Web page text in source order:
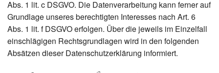
Abs. 1 lit. c DSGVO. Die Datenverarbeitung kann ferner auf
Grundlage unseres berechtigten Interesses nach Art. 6
Abs. 1 lit. f DSGVO erfolgen. Über die jeweils im Einzelfall
einschlägigen Rechtsgrundlagen wird in den folgenden
Absätzen dieser Datenschutzerklärung informiert.